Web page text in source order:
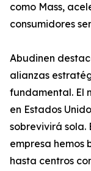
como Mass,
consumidores
Abudinen
alianzas
fundamental. El
en Estados
sobrevivirá sola.
empresa
hasta centros